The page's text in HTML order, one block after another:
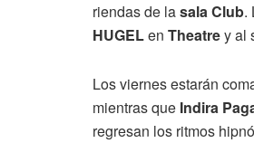
riendas de lasala Club.
HUGELen Theatrey al
Los viernes estarán
mientras que Indira
regresan los ritmos